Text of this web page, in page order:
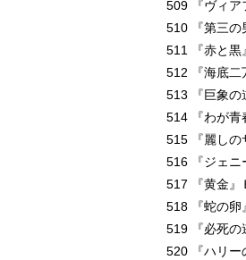
509 『ヴィア
510 『第三の
511 『赤
512 『海底
513 『巨象の
514 『わが青
515 『麗し
516 『ジェ
517 『黄
518 『蛇の
519 『必死
520 『ハリ